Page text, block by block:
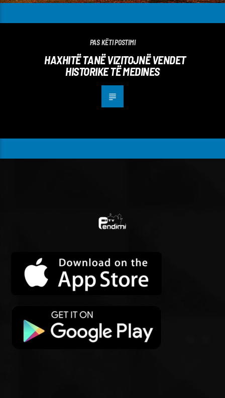
PAS KËTI POSTIMI
HAXHITË TANË VIZITOJNË VENDET
HISTORIKE TË MEDINES